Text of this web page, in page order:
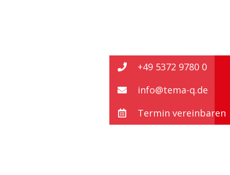
+49 5372 9780 0
info@tema-q.de
Termin vereinbaren